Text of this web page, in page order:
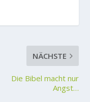
NÄCHSTE
Die Bibel macht nur
Angst…